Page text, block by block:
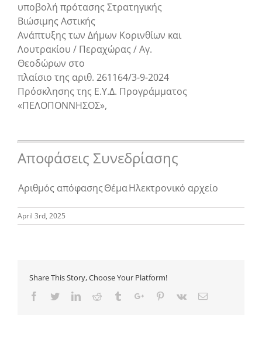
υποβολή πρότασης Στρατηγικής
Βιώσιμης Αστικής
Ανάπτυξης των Δήμων Κορινθίων και
Λουτρακίου / Περαχώρας / Αγ.
Θεοδώρων στο
πλαίσιο της αριθ. 261164/3-9-2024
Πρόσκλησης της Ε.Υ.Δ. Προγράμματος
«ΠΕΛΟΠΟΝΝΗΣΟΣ»,
Αποφάσεις Συνεδρίασης
Αριθμός απόφασηςΘέμαΗλεκτρονικό αρχείο
April 3rd, 2025
Share This Story, Choose Your Platform!
Facebook
TwitterLinkedinReddit TumblrGoogle+Pinterest
Vk Email